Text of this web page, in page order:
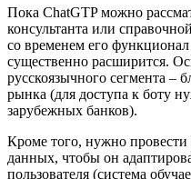
Пока ChatGTP можно
консультанта или
со временем его
существенно расширится.
русскоязычного сегмента –
рынка (для доступа к боту
зарубежных банков).
Кроме того, нужно
данных, чтобы он
пользователя (система